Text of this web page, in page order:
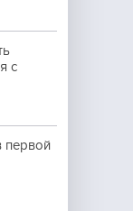
с
первой